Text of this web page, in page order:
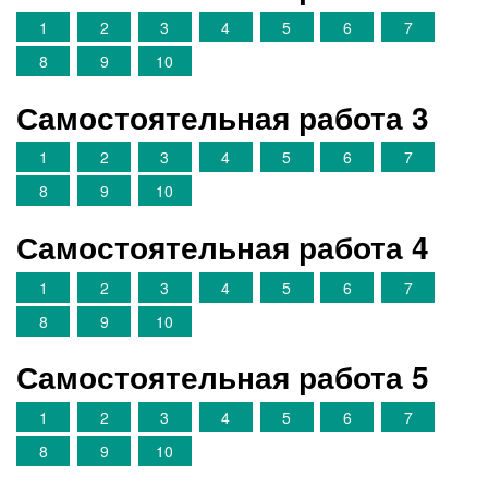
1 2 3 4 5 6
7
8
9 10
Самостоятельная работа 3
1 2 3 4 5 6
7
8
9 10
Самостоятельная работа 4
1 2 3 4 5 6
7
8
9 10
Самостоятельная работа 5
1 2 3 4 5 6
7
8
9 10